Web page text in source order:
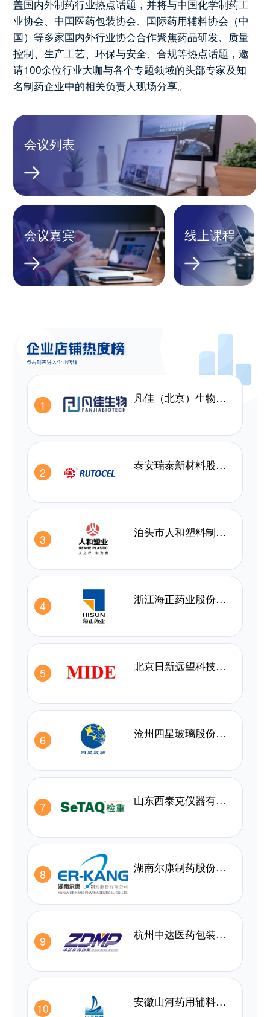
会议列表
会议嘉宾 线上课程
盖国内外制药行业热点话题，并将与中国化学制药工
业协会、中国医药包装协会、国际药用辅料协会（中
国）等多家国内外行业协会合作聚焦药品研发、质量
控制、生产工艺、环保与安全、合规等热点话题，邀
请100余位行业大咖与各个专题领域的头部专家及知
名制药企业中的相关负责人现场分享。
1 凡佳（北京）生物科技有限公司
2 泰安瑞泰新材料股份有限公司
3 泊头市人和塑料制品有限公司
4 浙江海正药业股份有限公司
5 北京日新远望科技发展有限公司
6 沧州四星玻璃股份有限公司
7 山东西泰克仪器有限公司
8 湖南尔康制药股份有限公司
9 杭州中达医药包装有限公司
10 安徽山河药用辅料股份有限公司